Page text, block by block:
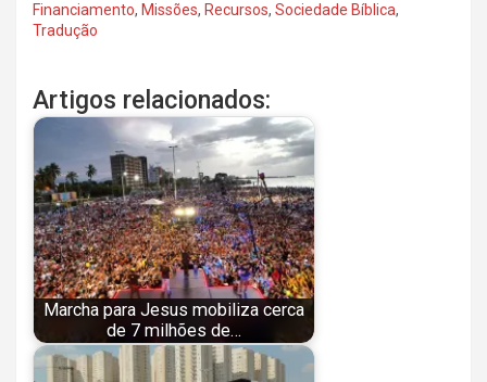
Financiamento, Missões, Recursos, Sociedade Bíblica,
Tradução
Artigos relacionados:
Marcha para Jesus mobiliza cerca
de 7 milhões de…